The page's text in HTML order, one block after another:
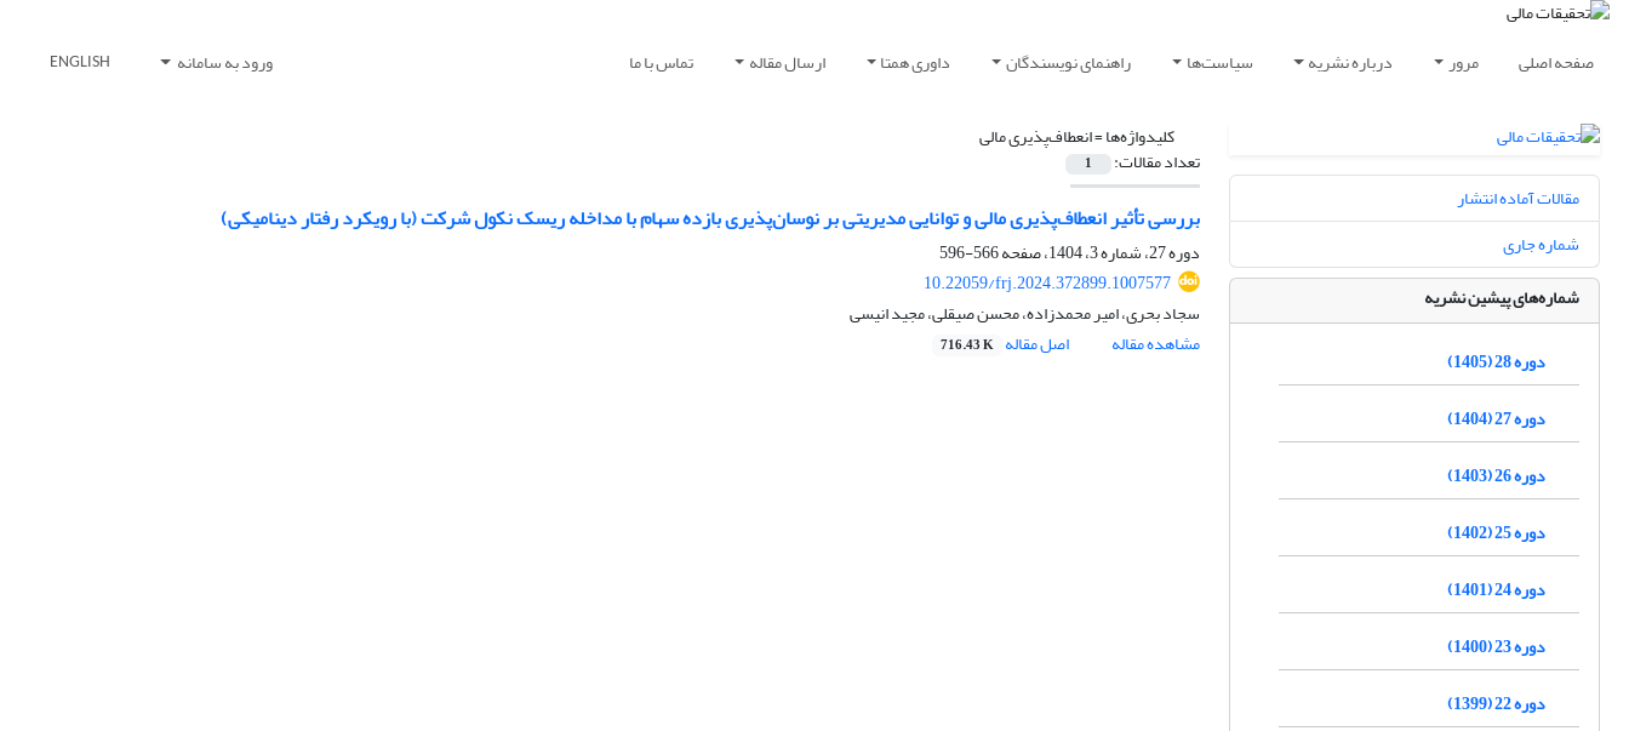
صفحه اصلی مرور درباره نشریه سیاست‌ها راهنمای نویسندگان داوری همتا ارسال مقاله تماس با ما ورود به سامانه ENGLISH
کلیدواژه‌ها =انعطاف‏‌پذیری مالی
تعداد مقالات: 1
بررسی تأثیر انعطاف‌پذیری مالی و توانایی مدیریتی بر نوسان‌پذیری بازده سهام با مداخله ریسک نکول شرکت (با رویکرد رفتار دینامیکی)
دوره 27، شماره 3، 1404، صفحه
566-596
10.22059/frj.2024.372899.1007577
سجاد بحری، امیر محمدزاده، محسن صیقلی، مجید انیسی
مشاهده مقاله
اصل مقاله 716.43 K
مقالات آماده انتشار
شماره جاری
شماره‌های پیشین نشریه
دوره 28 (1405)
دوره 27 (1404)
دوره 26 (1403)
دوره 25 (1402)
دوره 24 (1401)
دوره 23 (1400)
دوره 22 (1399)